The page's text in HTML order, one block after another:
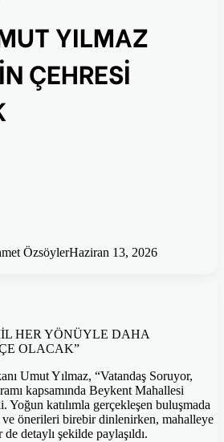
YILMAZ
ÇEHRESİ
ÖzsöylerHaziran 13, 2026
HER YÖNÜYLE DAHA
OLACAK”
Umut Yılmaz, “Vatandaş Soruyor,
kapsamında Beykent Mahallesi
Yoğun katılımla gerçekleşen buluşmada
ve önerileri birebir dinlenirken, mahalleye
detaylı şekilde paylaşıldı.